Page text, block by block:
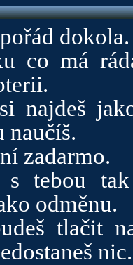
dokola.
co má
najdeš
naučíš.
zadarmo.
tebou
odměnu.
tlačit
nic.